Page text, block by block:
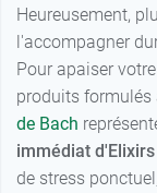
Heureusement,
l'accompagner
Pour apaiser
produits formulés
de Bach
immédiat d'Elixirs
de stress